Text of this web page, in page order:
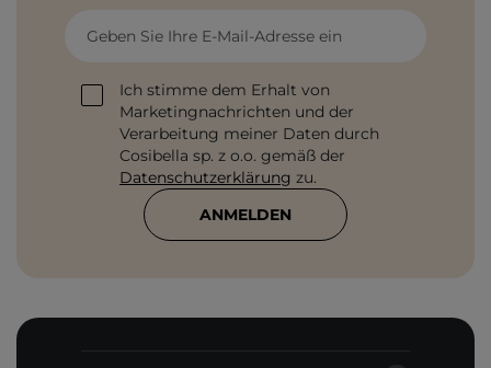
Geben Sie Ihre E-Mail-Adresse ein
Ich stimme dem Erhalt von
Marketingnachrichten und der
Verarbeitung meiner Daten durch
Cosibella sp. z o.o. gemäß der
Datenschutzerklärung zu.
ANMELDEN